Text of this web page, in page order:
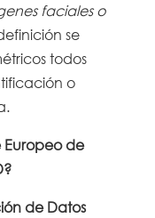
faciales o
se
todos
o
Europeo de
de Datos